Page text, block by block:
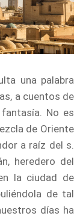
una palabra
a cuentos de
No es
de Oriente
a raíz del s.
heredero del
la ciudad de
de tal
días ha